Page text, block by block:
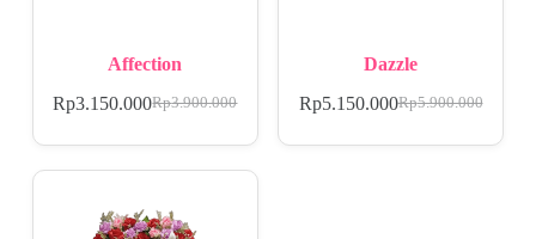
Affection
Rp3.900.000
Rp3.150.000
Dazzle
Rp5.900.000
Rp5.150.000